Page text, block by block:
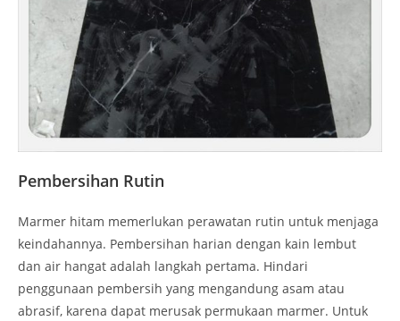
Pembersihan Rutin
Marmer hitam memerlukan perawatan rutin untuk menjaga
keindahannya. Pembersihan harian dengan kain lembut
dan air hangat adalah langkah pertama. Hindari
penggunaan pembersih yang mengandung asam atau
abrasif, karena dapat merusak permukaan marmer. Untuk